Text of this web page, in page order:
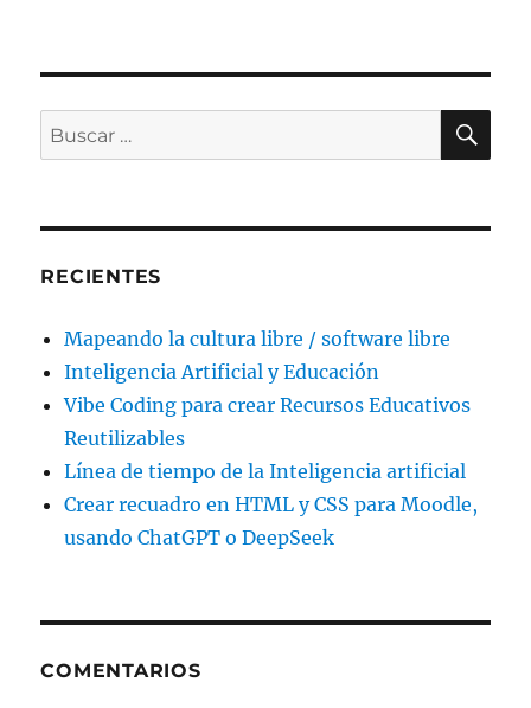
Buscar
por:
RECIENTES
Mapeando la cultura libre / software libre
Inteligencia Artificial y Educación
Vibe Coding para crear Recursos Educativos
Reutilizables
Línea de tiempo de la Inteligencia artificial
Crear recuadro en HTML y CSS para Moodle,
usando ChatGPT o DeepSeek
COMENTARIOS